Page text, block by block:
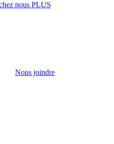
nous PLUS
Nous joindre